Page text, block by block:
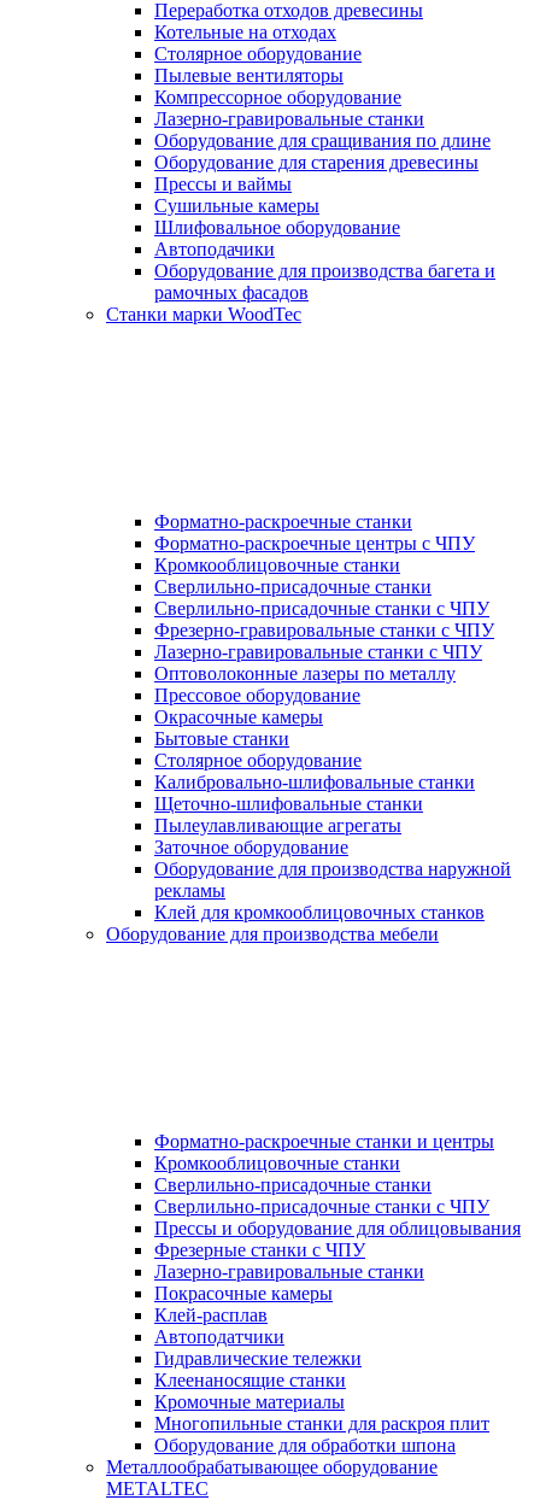
Переработка отходов древесины
Котельные на отходах
Столярное оборудование
Пылевые вентиляторы
Компрессорное оборудование
Лазерно-гравировальные станки
Оборудование для сращивания по длине
Оборудование для старения древесины
Прессы и ваймы
Сушильные камеры
Шлифовальное оборудование
Автоподачики
Оборудование для производства багета и
рамочных фасадов
Станки марки WoodTec
Форматно-раскроечные станки
Форматно-раскроечные центры с ЧПУ
Кромкооблицовочные станки
Сверлильно-присадочные станки
Сверлильно-присадочные станки с ЧПУ
Фрезерно-гравировальные станки с ЧПУ
Лазерно-гравировальные станки с ЧПУ
Оптоволоконные лазеры по металлу
Прессовое оборудование
Окрасочные камеры
Бытовые станки
Столярное оборудование
Калибровально-шлифовальные станки
Щеточно-шлифовальные станки
Пылеулавливающие агрегаты
Заточное оборудование
Оборудование для производства наружной
рекламы
Клей для кромкооблицовочных станков
Оборудование для производства мебели
Форматно-раскроечные станки и центры
Кромкооблицовочные станки
Сверлильно-присадочные станки
Сверлильно-присадочные станки с ЧПУ
Прессы и оборудование для облицовывания
Фрезерные станки с ЧПУ
Лазерно-гравировальные станки
Покрасочные камеры
Клей-расплав
Автоподатчики
Гидравлические тележки
Клеенаносящие станки
Кромочные материалы
Многопильные станки для раскроя плит
Оборудование для обработки шпона
Металлообрабатывающее оборудование
METALTEC